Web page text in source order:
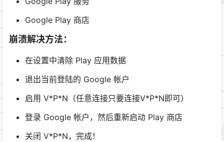
Google Play 商店
崩溃解决方法：
在设置中清除 Play 应用数据
退出当前登陆的 Google 帐户
启用 V*P*N（任意连接只要连接V*P*N即可）
登录 Google 帐户，然后重新启动 Play 商店
关闭 V*P*N，完成！